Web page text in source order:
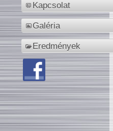
Kapcsolat
Galéria
Eredmények